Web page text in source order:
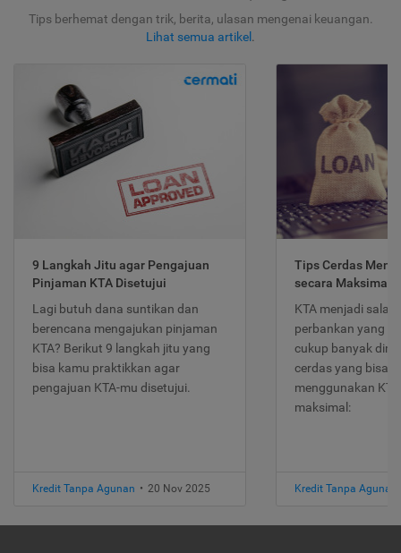
Tips berhemat dengan trik, berita, ulasan mengenai keuangan.
Lihat semua artikel .
9 Langkah Jitu agar Pengajuan
Pinjaman KTA Disetujui
Lagi butuh dana suntikan dan
berencana mengajukan pinjaman
KTA? Berikut 9 langkah jitu yang
bisa kamu praktikkan agar
pengajuan KTA-mu disetujui.
Kredit Tanpa Agunan • 20 Nov 2025
Tips Cerdas
secara Maksimal
KTA menjadi
perbankan yang
cukup banyak
cerdas yang bisa
menggunakan
maksimal:
Kredit Tanpa Agunan